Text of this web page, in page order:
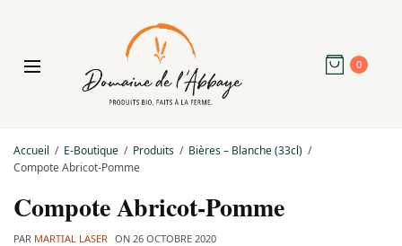
0
Accueil E-Boutique Produits
Bières – Blanche (33cl)
Compote Abricot-Pomme
Compote Abricot-Pomme
PAR MARTIAL LÄSER ON 26 OCTOBRE 2020